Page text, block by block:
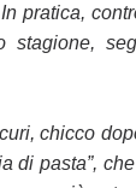
pratica,
stagione,
chicco
di pasta”,